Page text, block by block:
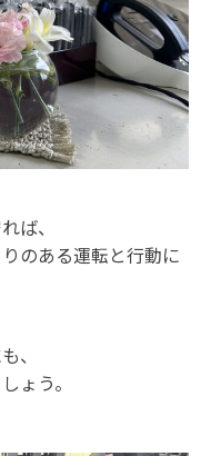
ば、
のある運転と行動に
、
ょう。